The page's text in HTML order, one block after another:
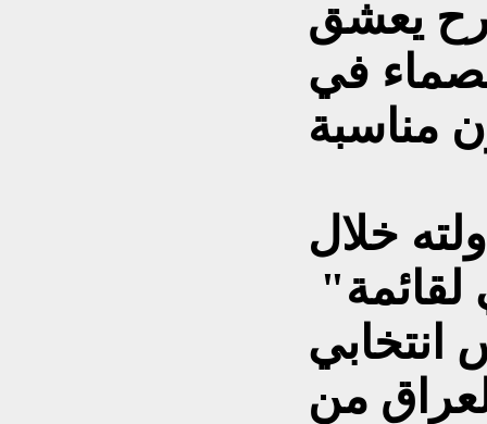
يعشق
في
خلال
لقائمة"
من